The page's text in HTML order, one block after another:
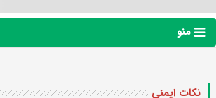
منو
نکات ایمنی